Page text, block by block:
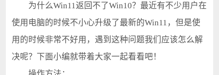
为什么Win11返回不了Win10？最近有不少用户在
使用电脑的时候不小心升级了最新的Win11，但是使
用的时候非常不好用，遇到这种问题我们应该怎么解
决呢？下面小编就带着大家一起看看吧！